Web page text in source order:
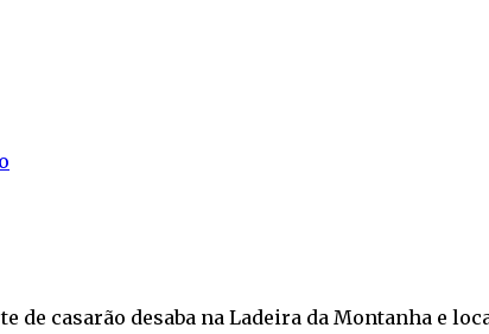
de casarão desaba na Ladeira da Montanha e